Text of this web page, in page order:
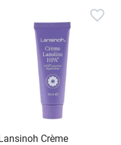
Crème